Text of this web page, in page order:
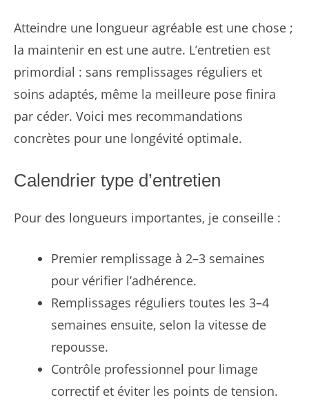
Atteindre une longueur agréable est une chose ;
la maintenir en est une autre. L’entretien est
primordial : sans remplissages réguliers et
soins adaptés, même la meilleure pose finira
par céder. Voici mes recommandations
concrètes pour une longévité optimale.
Calendrier type d’entretien
Pour des longueurs importantes, je conseille :
Premier remplissage à 2–3 semaines
pour vérifier l’adhérence.
Remplissages réguliers toutes les 3–4
semaines ensuite, selon la vitesse de
repousse.
Contrôle professionnel pour limage
correctif et éviter les points de tension.